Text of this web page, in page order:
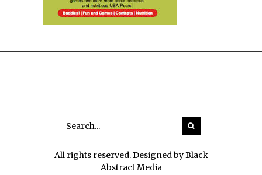
All rights reserved. Designed by Black
Abstract Media